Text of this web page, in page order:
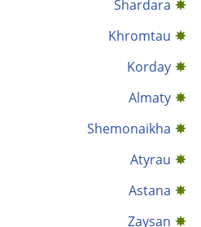
Shardara
Khromtau
Korday
Almaty
Shemonaikha
Atyrau
Astana
Zaysan